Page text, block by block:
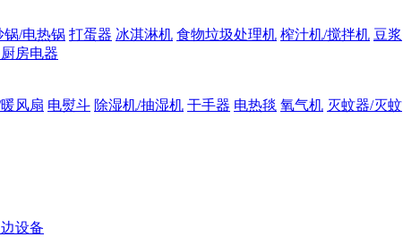
锅/电热锅 打蛋器 冰淇淋机 食物垃圾处理机 榨汁机/搅拌机 豆浆
房电器
风扇 电熨斗 除湿机/抽湿机 干手器 电热毯 氧气机 灭蚊器/灭蚊
设备